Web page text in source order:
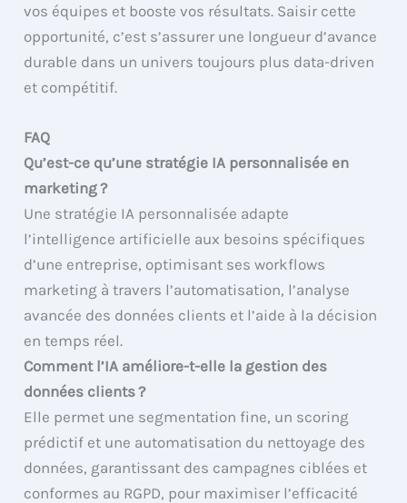
vos équipes et booste vos résultats. Saisir cette
opportunité, c’est s’assurer une longueur d’avance
durable dans un univers toujours plus data-driven
et compétitif.
FAQ
Qu’est-ce qu’une stratégie IA personnalisée en
marketing ?
Une stratégie IA personnalisée adapte
l’intelligence artificielle aux besoins spécifiques
d’une entreprise, optimisant ses workflows
marketing à travers l’automatisation, l’analyse
avancée des données clients et l’aide à la décision
en temps réel.
Comment l’IA améliore-t-elle la gestion des
données clients ?
Elle permet une segmentation fine, un scoring
prédictif et une automatisation du nettoyage des
données, garantissant des campagnes ciblées et
conformes au RGPD, pour maximiser l’efficacité